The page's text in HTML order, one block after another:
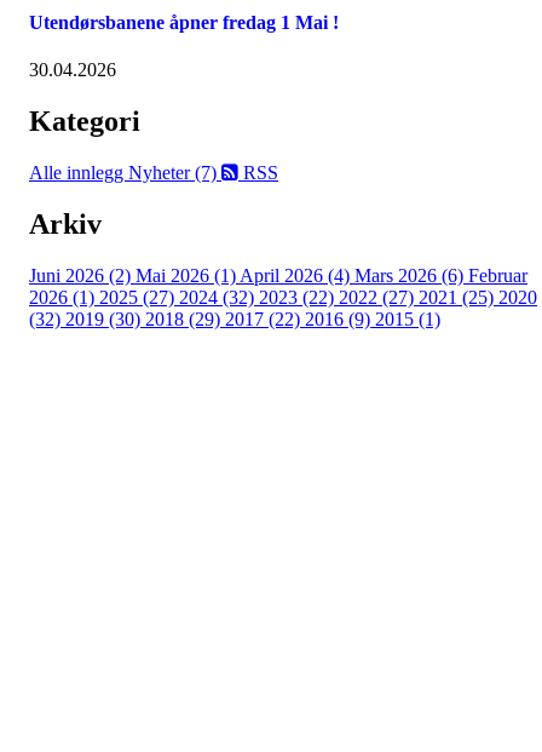
Utendørsbanene åpner fredag 1 Mai !
30.04.2026
Kategori
Alle innlegg Nyheter (7) RSS
Arkiv
Juni 2026 (2) Mai 2026 (1) April 2026 (4) Mars 2026 (6) Februar
2026 (1) 2025 (27) 2024 (32) 2023 (22) 2022 (27) 2021 (25) 2020
(32) 2019 (30) 2018 (29) 2017 (22) 2016 (9) 2015 (1)